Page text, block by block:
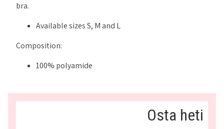
bra.
Available sizes S, M and L
Composition:
100% polyamide
Osta heti